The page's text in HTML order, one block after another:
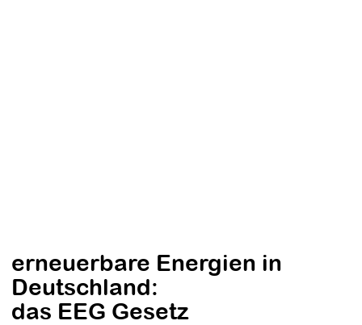
erneuerbare Energien in
Deutschland:
das EEG Gesetz